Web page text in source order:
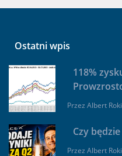
Ostatni wpis
118%
Przez Albert
Czy będzie
Przez Albert